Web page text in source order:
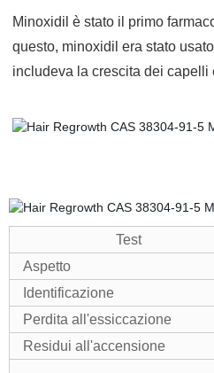
Minoxidil è stato il primo
questo, minoxidil era stato
includeva la crescita dei
Test
Aspetto
Identificazione
Perdita all'essiccazione
Residui all'accensione